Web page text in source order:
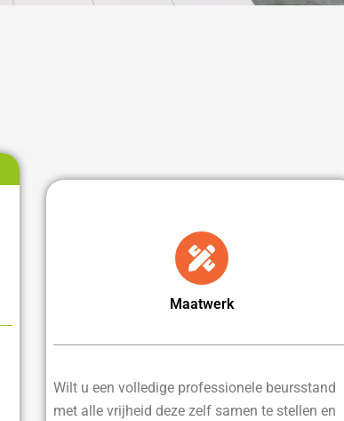
Maatwerk
Wilt u een volledige professionele beursstand
met alle vrijheid deze zelf samen te stellen en